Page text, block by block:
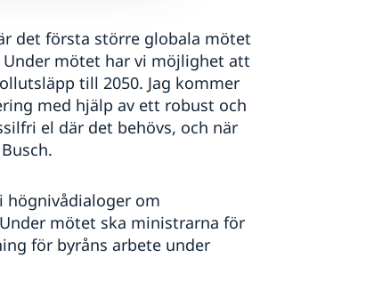
det första större globala mötet
Under mötet har vi möjlighet att
till 2050. Jag kommer
med hjälp av ett robust och
el där det behövs, och när
högnivådialoger om
mötet ska ministrarna för
för byråns arbete under